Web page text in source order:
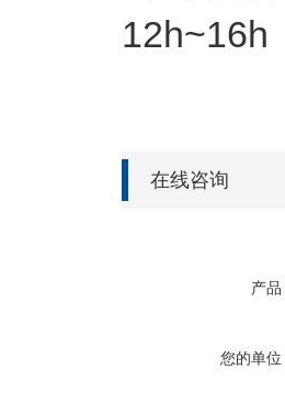
12h~16h
在线咨询
产品
您的单位